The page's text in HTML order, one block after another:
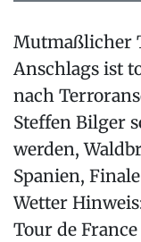
Mutmaßlicher
Anschlags ist
nach
Steffen Bilger
werden,
Spanien,
Wetter
Tour de